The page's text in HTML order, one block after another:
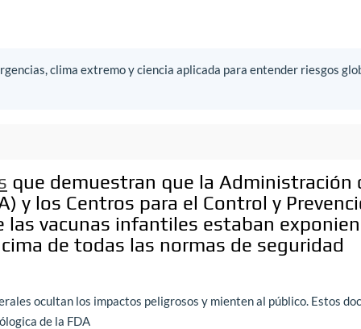
clima extremo y ciencia aplicada para entender riesgos
que demuestran que la Administración
y los Centros para el Control y
las vacunas infantiles estaban
de todas las normas de seguridad
ocultan los impactos peligrosos y mienten al público. Estos
de la FDA